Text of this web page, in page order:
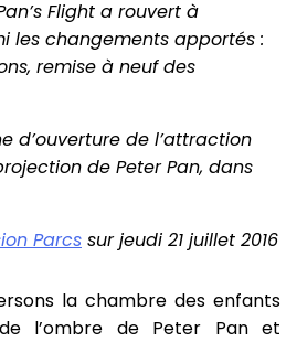
Flight a rouvert à
les changements apportés :
remise à neuf des
d’ouverture de l’attraction
de Peter Pan, dans
Parcs sur jeudi 21 juillet 2016
la chambre des enfants
l’ombre de Peter Pan et